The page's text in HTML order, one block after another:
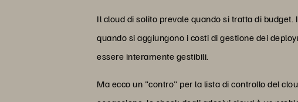
Il cloud di solito prevale quando si tratta di
quando si aggiungono i costi di gestione dei
essere interamente gestibili.
Ma ecco un "contro" per la lista di controllo del